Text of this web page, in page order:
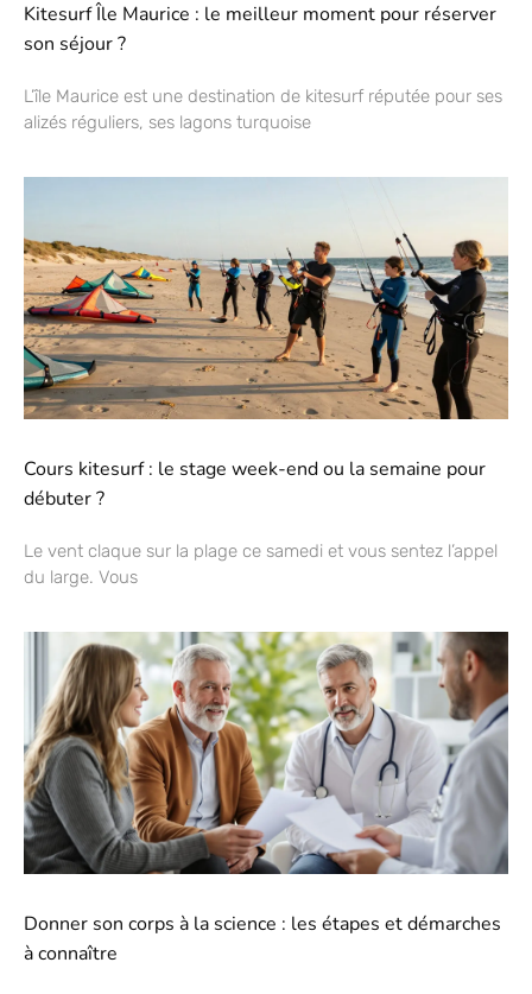
Kitesurf Île Maurice : le meilleur moment pour réserver
son séjour ?
L’île Maurice est une destination de kitesurf réputée pour ses
alizés réguliers, ses lagons turquoise
Cours kitesurf : le stage week-end ou la semaine pour
débuter ?
Le vent claque sur la plage ce samedi et vous sentez l’appel
du large. Vous
Donner son corps à la science : les étapes et démarches
à connaître